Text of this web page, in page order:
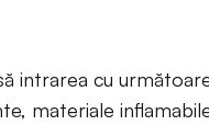
intrarea cu
materiale